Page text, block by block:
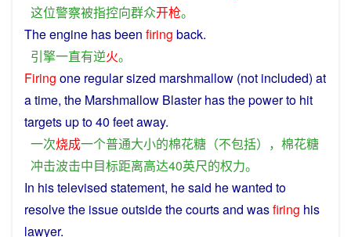
这位警察被指控向群众开枪。
Theengine hasbeen firing back.
引擎一直有逆火。
Firing one regularsized marshmallow (not included) at
atime, the Marshmallow Blasterhas thepowerto hit
targets up to 40 feetaway.
一次烧成一个普通大小的棉花糖 （不包括）， 棉花糖
冲击波击中目标距离高达40英尺的权力。
In histelevised statement, hesaid hewanted to
resolvethe issueoutside thecourtsand wasfiring his
lawyer.